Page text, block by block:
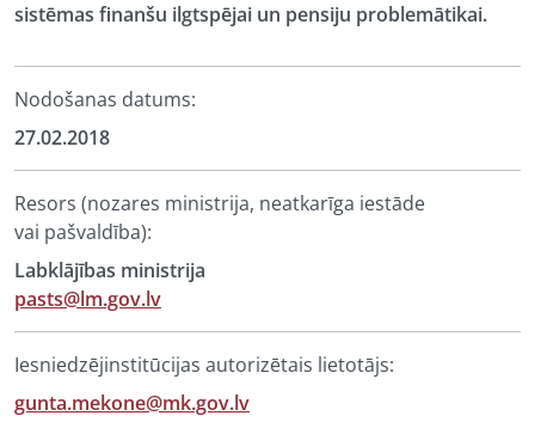
sistēmas finanšu ilgtspējai un pensiju problemātikai.
Nodošanas datums:
27.02.2018
Resors (nozares ministrija, neatkarīga iestāde
vai pašvaldība):
Labklājības ministrija
pasts@lm.gov.lv
Iesniedzējinstitūcijas autorizētais lietotājs:
gunta.mekone@mk.gov.lv